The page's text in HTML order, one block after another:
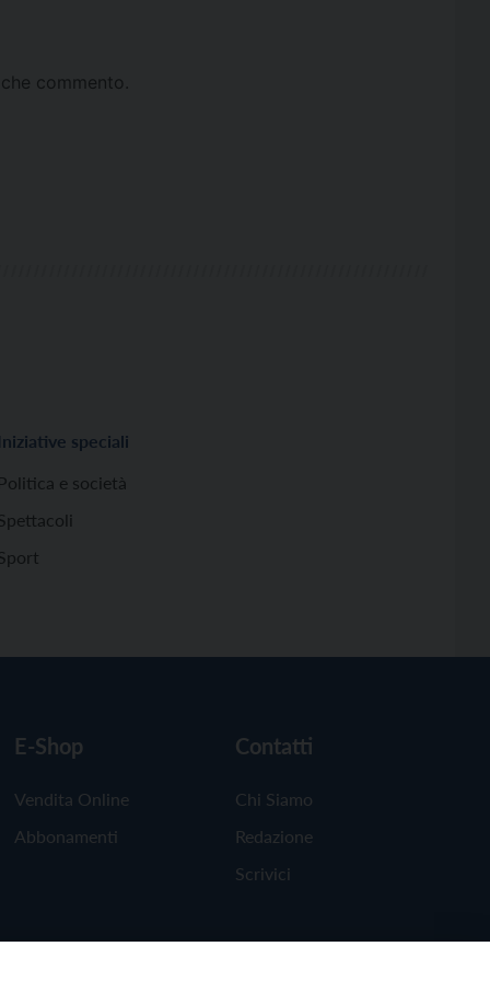
commento.
Iniziative speciali
Politica e società
E-Shop
Vendita Online
Abbonamenti
Contatti
Chi Siamo
Redazione
Scrivici